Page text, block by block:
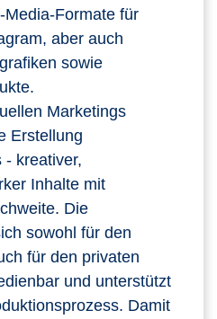
für
aber auch
sowie
Marketings
Erstellung
- kreativer,
Inhalte mit
Die
sowohl für den
für den privaten
und unterstützt
Damit